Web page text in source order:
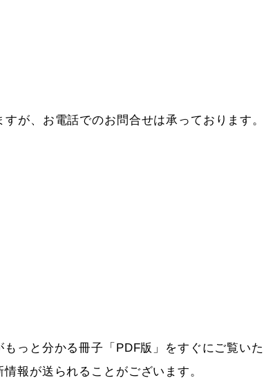
が、お電話でのお問合せは承っております。
っと分かる冊子「PDF版」をすぐにご覧い
報が送られることがございます。